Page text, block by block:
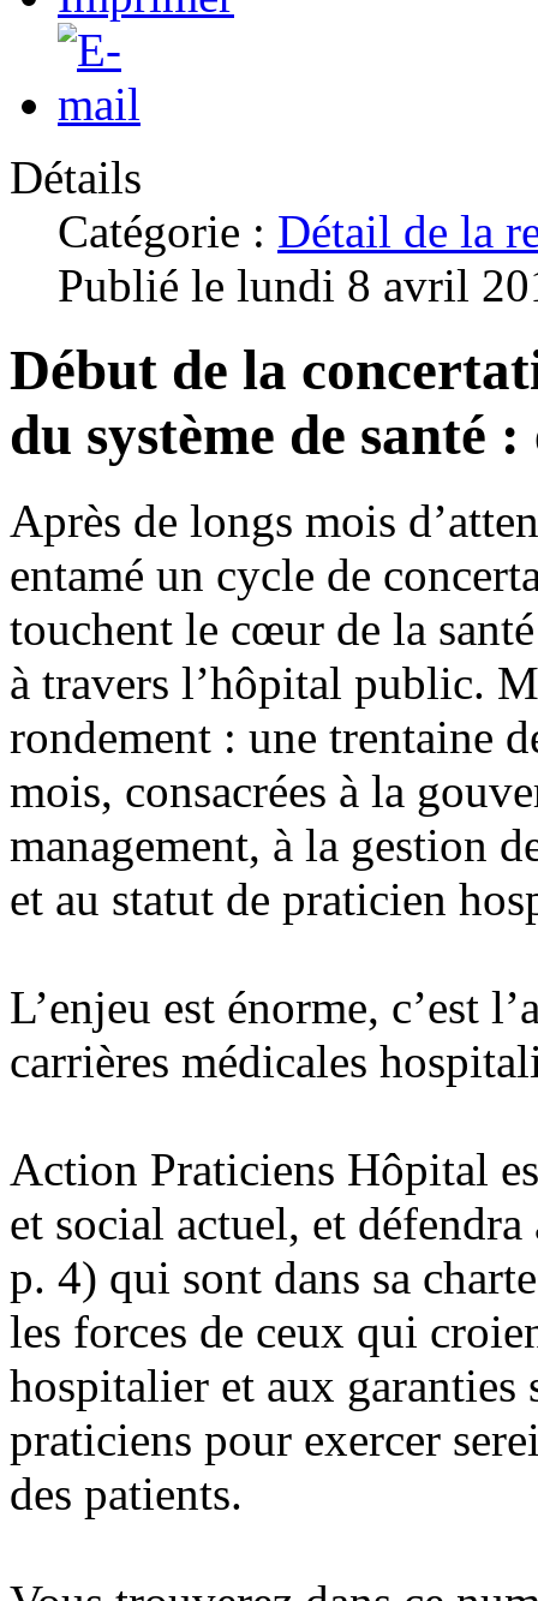
Détails
Catégorie : Détail de la
Publié le lundi 8 avril
Début de la
du système de santé
Après de longs mois
entamé un cycle de
touchent le cœur de la
à travers l’hôpital public.
rondement : une trentaine
mois, consacrées à la
management, à la gestion
et au statut de praticien
L’enjeu est énorme, c’est
carrières médicales
Action Praticiens Hôpital
et social actuel, et
p. 4) qui sont dans sa
les forces de ceux qui
hospitalier et aux garanties
praticiens pour exercer
des patients.